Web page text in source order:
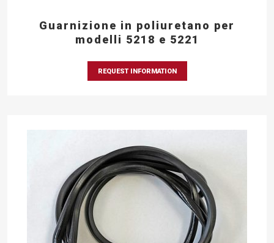
Guarnizione in poliuretano per
modelli 5218 e 5221
REQUEST INFORMATION